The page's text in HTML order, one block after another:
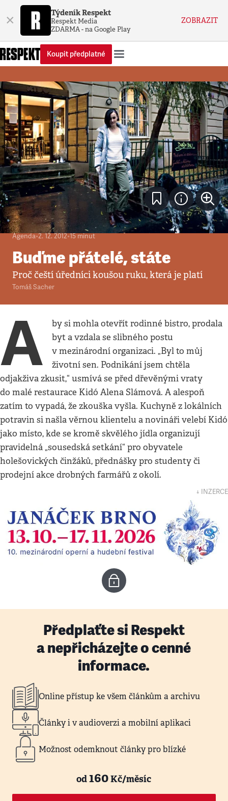
× Týdeník Respekt
Respekt Media
ZDARMA - na Google Play
ZOBRAZIT
Koupit předplatné
Agenda•2. 12. 2012•15 minut
Buďme přátelé, státe
Proč čeští úředníci koušou ruku, která je platí
Tomáš Sacher
A
by si mohla otevřít rodinné bistro, prodala
byt a vzdala se slibného postu
v mezinárodní organizaci. „Byl to můj
životní sen. Podnikání jsem chtěla
odjakživa zkusit,“ usmívá se před dřevěnými vraty
do malé restaurace Kidó Alena Slámová. A alespoň
zatím to vypadá, že zkouška vyšla. Kuchyně z lokálních
potravin si našla věrnou klientelu a novináři velebí Kidó
jako místo, kde se kromě skvělého jídla organizují
pravidelná „sousedská setkání“ pro obyvatele
holešovických činžáků, přednášky pro studenty či
prodejní akce drobných farmářů z okolí.
↓ INZERCE
Předplaťte si Respekt
a nepřicházejte o cenné
informace.
Online přístup ke všem článkům a archivu
Články i v audioverzi a mobilní aplikaci
Možnost odemknout články pro blízké
od160Kč/měsíc